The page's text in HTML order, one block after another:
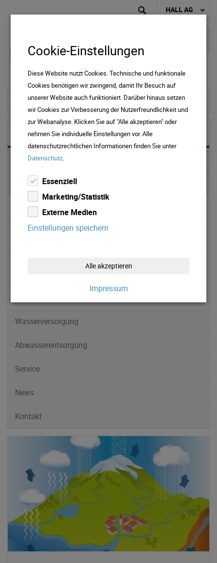
HALL AG
zur Startseite
Wasser
Preise & Downloads Wasser & Abwasser
Trinkwasser
▹ Wasserverbrauch
Wasserversorgung
Abwasserentsorgung
Service
News
Kontakt
Cookie-Einstellungen
Diese Website nutzt Cookies. Technische und funktionale
Cookies benötigen wir zwingend, damit Ihr Besuch auf
unserer Website auch funktioniert. Darüber hinaus setzen
wir Cookies zur Verbesserung der Nutzerfreundlichkeit und
zur Webanalyse. Klicken Sie auf "Alle akzeptieren" oder
nehmen Sie individuelle Einstellungen vor. Alle
datenschutzrechtlichen Informationen finden Sie unter
Datenschutz.
Essenziell
Marketing/Statistik
Externe Medien
Einstellungen speichern
Alle akzeptieren
Impressum